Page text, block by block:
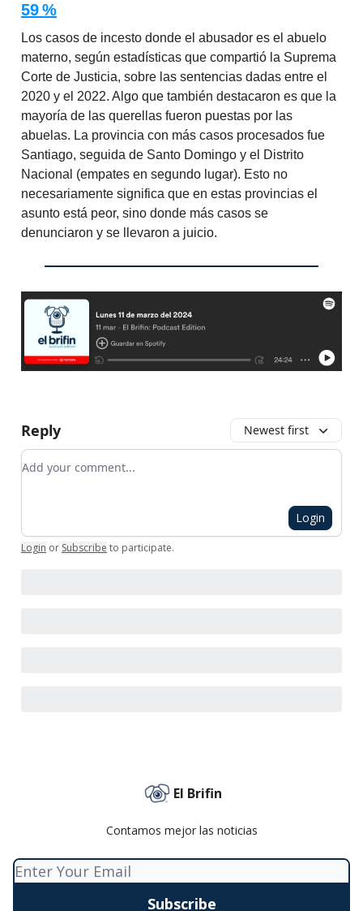
59 %
Los casos de incesto donde el abusador es el abuelo
materno, según estadísticas que compartió la Suprema
Corte de Justicia, sobre las sentencias dadas entre el
2020 y el 2022. Algo que también destacaron es que la
mayoría de las querellas fueron puestas por las
abuelas. La provincia con más casos procesados fue
Santiago, seguida de Santo Domingo y el Distrito
Nacional (empates en segundo lugar). Esto no
necesariamente significa que en estas provincias el
asunto está peor, sino donde más casos se
denunciaron y se llevaron a juicio.
Reply Newest first
Add your comment
Login
Login or Subscribe to participate.
El Brifin
Contamos mejor las noticias